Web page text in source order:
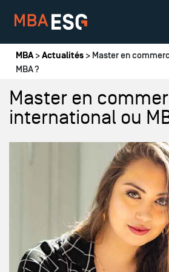
Vous êtes ici
MBA>Actualités > Master en
MBA ?
Master en
international ou